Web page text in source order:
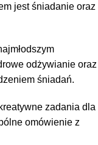
jest śniadanie oraz
odżywianie oraz
śniadań.
zadania dla
omówienie z